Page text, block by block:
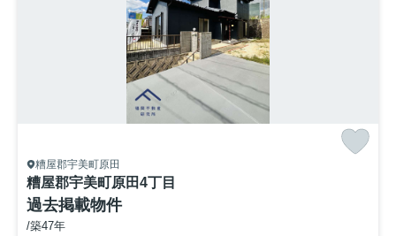
糟屋郡宇美町原田
糟屋郡宇美町原田4丁目
過去掲載物件
/築47年